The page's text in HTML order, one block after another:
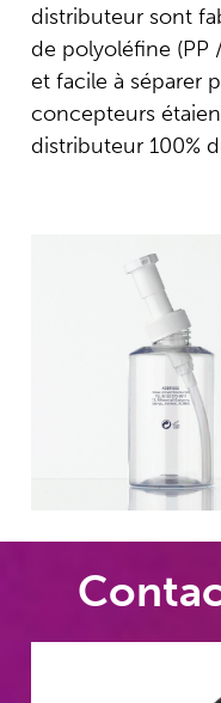
distributeur sont
de polyoléfine (PP
et facile à séparer
concepteurs
distributeur 100%